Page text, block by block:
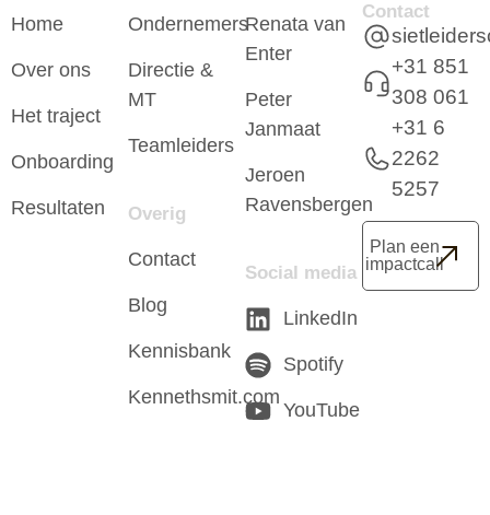
Home
Over ons
Het traject
Onboarding
Resultaten
Ondernemers
Directie &
MT
Teamleiders
Overig
Contact
Blog
Kennisbank
Kennethsmit.com
Renata van
Enter
Peter
Janmaat
Jeroen
Ravensbergen
Social media
LinkedIn
Spotify
YouTube
Contact
+31 851
308 061
+31 6
2262
5257
Plan een
impactcall